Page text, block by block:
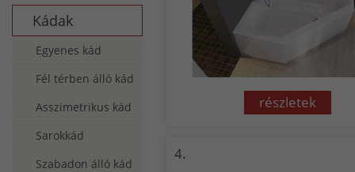
Kádak
Egyenes kád
Fél térben álló kád
Asszimetrikus kád
Sarokkád
Szabadon álló kád
részletek
4.